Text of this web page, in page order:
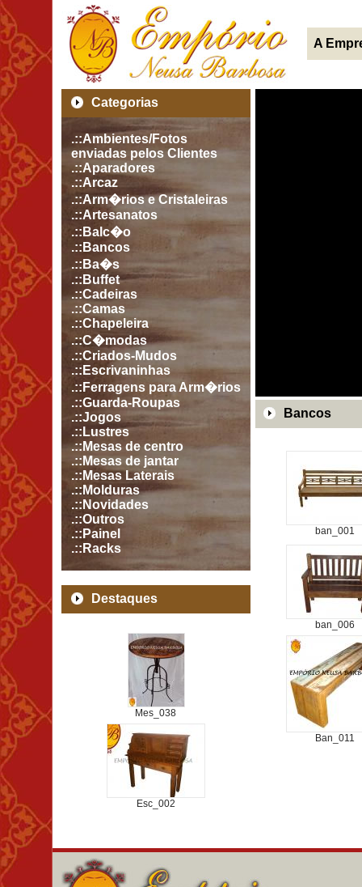
A
Categorias
.::Ambientes/Fotos
enviadas pelos Clientes
.::Aparadores
.::Arcaz
.::Arm�rios e Cristaleiras
.::Artesanatos
.::Balc�o
.::Bancos
.::Ba�s
.::Buffet
.::Cadeiras
.::Camas
.::Chapeleira
.::C�modas
.::Criados-Mudos
.::Escrivaninhas
.::Ferragens para Arm�rios
.::Guarda-Roupas
.::Jogos
.::Lustres
.::Mesas de centro
.::Mesas de jantar
.::Mesas Laterais
.::Molduras
.::Novidades
.::Outros
.::Painel
.::Racks
Destaques
Mes_038
Esc_002
Bancos
ban_001
ban_006
Ban_011